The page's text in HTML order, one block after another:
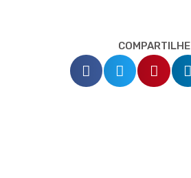
COMPARTILHE